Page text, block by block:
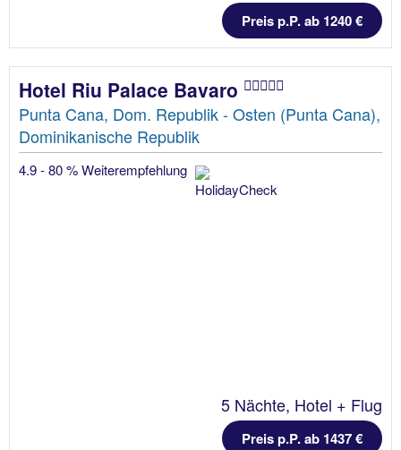
Preis p.P. ab 1240 €
Hotel Riu Palace Bavaro
Punta Cana, Dom. Republik - Osten (Punta Cana),
Dominikanische Republik
4.9 - 80 % Weiterempfehlung
5 Nächte, Hotel + Flug
Preis p.P. ab 1437 €